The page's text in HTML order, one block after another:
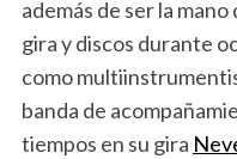
además de ser la
gira y discos durante
como
banda de
tiempos en su gira